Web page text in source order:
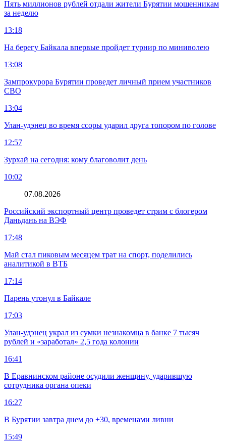
Пять миллионов рублей отдали жители Бурятии мошенникам
за неделю
13:18
На берегу Байкала впервые пройдет турнир по миниволею
13:08
Зампрокурора Бурятии проведет личный прием участников
СВО
13:04
Улан-удэнец во время ссоры ударил друга топором по голове
12:57
Зурхай на сегодня: кому благоволит день
10:02
07.08.2026
Российский экспортный центр проведет стрим с блогером
Даньдань на ВЭФ
17:48
Май стал пиковым месяцем трат на спорт, поделились
аналитикой в ВТБ
17:14
Парень утонул в Байкале
17:03
Улан-удэнец украл из сумки незнакомца в банке 7 тысяч
рублей и «заработал» 2,5 года колонии
16:41
В Еравнинском районе осудили женщину, ударившую
сотрудника органа опеки
16:27
В Бурятии завтра днем до +30, временами ливни
15:49